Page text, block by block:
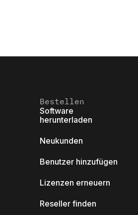
Bestellen
Software
herunterladen
Neukunden
Benutzer hinzufügen
Lizenzen erneuern
Reseller finden